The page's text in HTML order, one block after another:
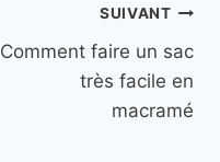
SUIVANT
Comment faire un sac
très facile en
macramé